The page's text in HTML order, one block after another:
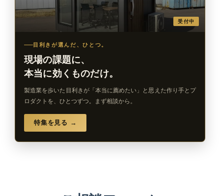
受付中
目利きが選んだ、ひとつ。
現場の課題に、
本当に効くものだけ。
製造業を歩いた目利きが「本当に薦めたい」と思えた作り手とプ
ロダクトを、ひとつずつ。まず相談から。
特集を見る →